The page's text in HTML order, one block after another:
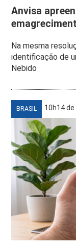
Anvisa
Na mesma
identificação de
Nebido
BRASIL 10h14